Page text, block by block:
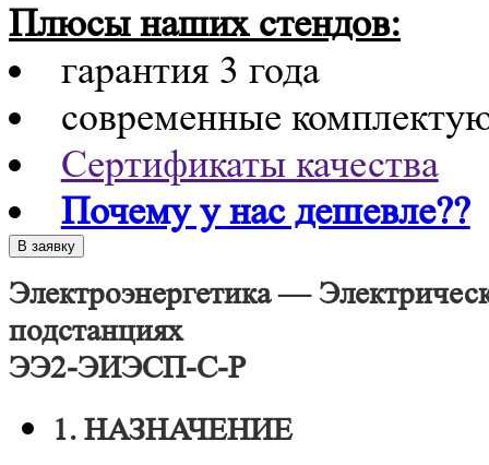
Плюсы наших стендов:
гарантия 3 года
современные
Сертификаты качества
Почему у нас дешевле??
Электроэнергетика —
подстанциях
ЭЭ2-ЭИЭСП-С-Р
1. НАЗНАЧЕНИЕ